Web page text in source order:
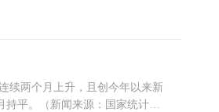
续两个月上升，且创今年以来新
持平。（新闻来源：国家统计